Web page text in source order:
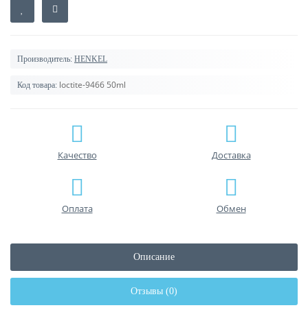
Производитель: HENKEL
Код товара: loctite-9466 50ml
Качество Доставка
Оплата Обмен
Описание
Отзывы (0)